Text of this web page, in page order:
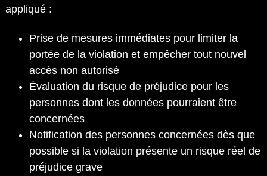
appliqué :
Prise de mesures immédiates pour limiter la
portée de la violation et empêcher tout nouvel
accès non autorisé
Évaluation du risque de préjudice pour les
personnes dont les données pourraient être
concernées
Notification des personnes concernées dès que
possible si la violation présente un risque réel de
préjudice grave